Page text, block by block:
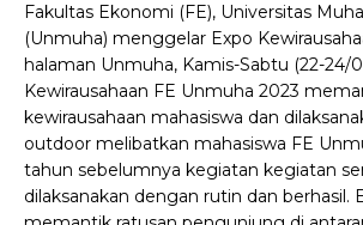
Fakultas Ekonomi (FE), Universitas
(Unmuha) menggelar Expo
halaman Unmuha, Kamis-Sabtu (22-24/
Kewirausahaan FE Unmuha 2023
kewirausahaan mahasiswa dan
outdoor melibatkan mahasiswa FE
tahun sebelumnya kegiatan kegiatan
dilaksanakan dengan rutin dan berhasil.